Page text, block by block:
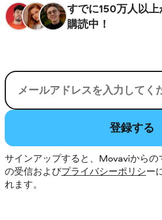
すでに150万人以
購読中！
電子メール
登録する
サインアップすると、Movaviから
の受信およびプライバシーポリシー
れます。